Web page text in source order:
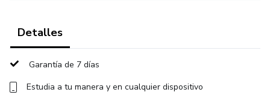
Detalles
Garantía de 7 días
Estudia a tu manera y en cualquier dispositivo